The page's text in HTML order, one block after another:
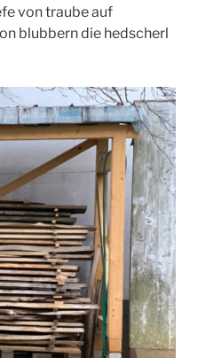
von traube auf
blubbern die hedscherl